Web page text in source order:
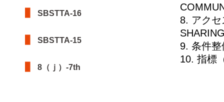
SBSTTA-16
SBSTTA-15
8（ｊ）-7th
8. アクセ
9. 条件
10. 指標